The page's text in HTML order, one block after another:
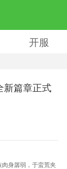
开服
新篇章正式
身孱弱，于蛮荒夹